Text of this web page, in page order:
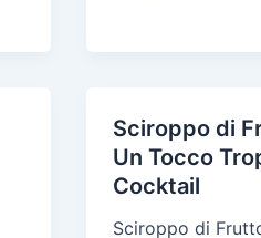
Sciroppo di
Un Tocco
Cocktail
Sciroppo di